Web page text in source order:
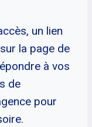
un lien
la page de
à vos
de
pour